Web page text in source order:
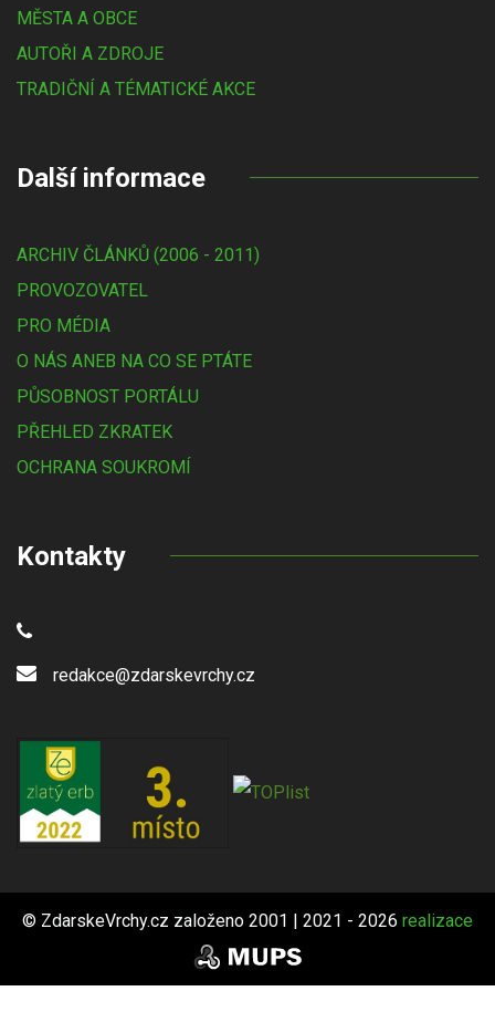
MĚSTA A OBCE
AUTOŘI A ZDROJE
TRADIČNÍ A TÉMATICKÉ AKCE
Další informace
ARCHIV ČLÁNKŮ (2006 - 2011)
PROVOZOVATEL
PRO MÉDIA
O NÁS ANEB NA CO SE PTÁTE
PŮSOBNOST PORTÁLU
PŘEHLED ZKRATEK
OCHRANA SOUKROMÍ
Kontakty
redakce@zdarskevrchy.cz
© ZdarskeVrchy.cz založeno 2001 | 2021 - 2026 realizace